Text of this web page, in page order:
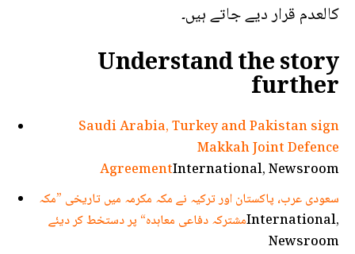
کالعدم قرار دیے جاتے ہیں۔
Understand the story
further
Saudi Arabia, Turkey and Pakistan sign
Makkah Joint Defence
AgreementInternational, Newsroom
سعودی عرب، پاکستان اور ترکیہ نے مکہ مکرمہ میں تاریخی ”مکہ
مشترکہ دفاعی معاہدہ“ پر دستخط کر دیئےInternational,
Newsroom